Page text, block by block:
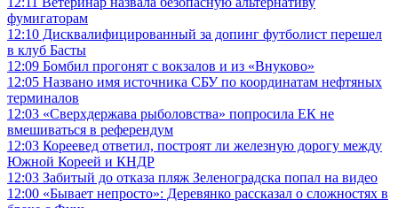
фумигаторам
12:10 Дисквалифицированный за допинг футболист перешел
в клуб Басты
12:09 Бомбил прогонят с вокзалов и из «Внуково»
12:05 Названо имя источника СБУ по координатам нефтяных
терминалов
12:03 «Сверхдержава рыболовства» попросила ЕК не
вмешиваться в референдум
12:03 Кореевед ответил, построят ли железную дорогу между
Южной Кореей и КНДР
12:03 Забитый до отказа пляж Зеленоградска попал на видео
12:00 «Бывает непросто»: Деревянко рассказал о сложностях в